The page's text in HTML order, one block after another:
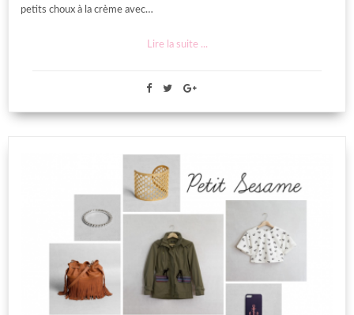
petits choux à la crème avec…
Lire la suite ...